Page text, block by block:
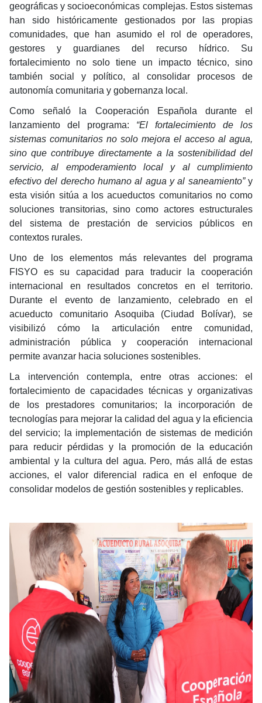
geográficas y socioeconómicas complejas. Estos sistemas
han sido históricamente gestionados por las propias
comunidades, que han asumido el rol de operadores,
gestores y guardianes del recurso hídrico. Su
fortalecimiento no solo tiene un impacto técnico, sino
también social y político, al consolidar procesos de
autonomía comunitaria y gobernanza local.
Como señaló la Cooperación Española durante el
lanzamiento del programa: “El fortalecimiento de los
sistemas comunitarios no solo mejora el acceso al agua,
sino que contribuye directamente a la sostenibilidad del
servicio, al empoderamiento local y al cumplimiento
efectivo del derecho humano al agua y al saneamiento” y
esta visión sitúa a los acueductos comunitarios no como
soluciones transitorias, sino como actores estructurales
del sistema de prestación de servicios públicos en
contextos rurales.
Uno de los elementos más relevantes del programa
FISYO es su capacidad para traducir la cooperación
internacional en resultados concretos en el territorio.
Durante el evento de lanzamiento, celebrado en el
acueducto comunitario Asoquiba (Ciudad Bolívar), se
visibilizó cómo la articulación entre comunidad,
administración pública y cooperación internacional
permite avanzar hacia soluciones sostenibles.
La intervención contempla, entre otras acciones: el
fortalecimiento de capacidades técnicas y organizativas
de los prestadores comunitarios; la incorporación de
tecnologías para mejorar la calidad del agua y la eficiencia
del servicio; la implementación de sistemas de medición
para reducir pérdidas y la promoción de la educación
ambiental y la cultura del agua. Pero, más allá de estas
acciones, el valor diferencial radica en el enfoque de
consolidar modelos de gestión sostenibles y replicables.